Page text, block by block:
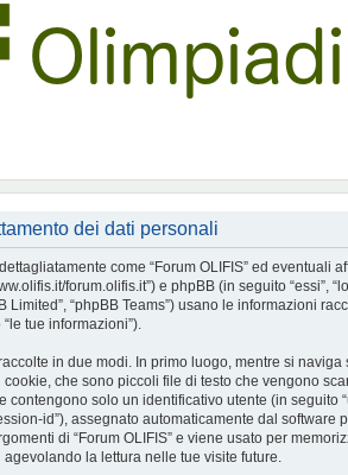
dei dati personali
come “Forum OLIFIS” ed eventuali
forum.olifis.it”) e phpBB (in seguito “essi”,
Limited”, “phpBB Teams”) usano le informazioni
tue informazioni”).
in due modi. In primo luogo, mentre si naviga
che sono piccoli file di testo che vengono
contengono solo un identificativo utente (in seguito
id”), assegnato automaticamente dal software
di “Forum OLIFIS” e viene usato per
la lettura nelle tue visite future.